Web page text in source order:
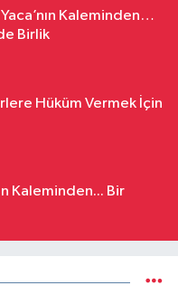
Kaleminden…
Birlik
Hüküm Vermek İçin
Kaleminden... Bir